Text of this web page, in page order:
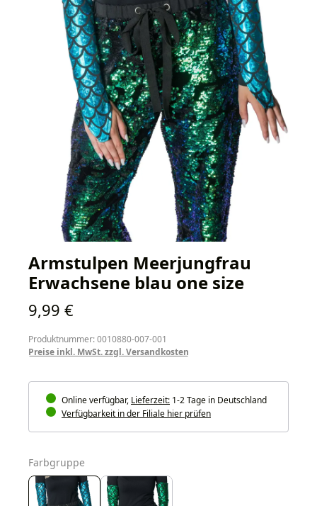
Armstulpen Meerjungfrau
Erwachsene blau one size
Regulärer Preis:
9,99 €
Produktnummer: 0010880-007-001
Preise inkl. MwSt. zzgl. Versandkosten
Online verfügbar, Lieferzeit: 1-2 Tage in Deutschland
Verfügbarkeit in der Filiale hier prüfen
Farbgruppe